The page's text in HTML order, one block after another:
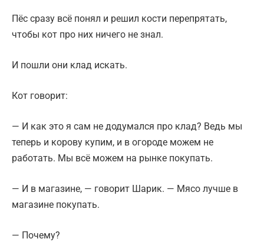
Пёс сразу всё понял и решил кости перепрятать,
чтобы кот про них ничего не знал.
И пошли они клад искать.
Кот говорит:
— И как это я сам не додумался про клад? Ведь мы
теперь и корову купим, и в огороде можем не
работать. Мы всё можем на рынке покупать.
— И в магазине, — говорит Шарик. — Мясо лучше в
магазине покупать.
— Почему?